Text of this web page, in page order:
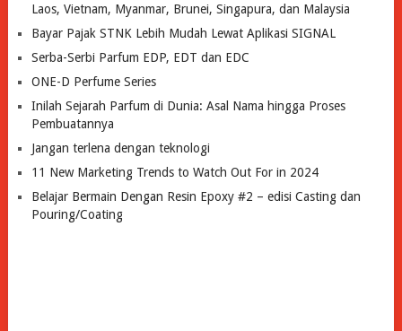
Laos, Vietnam, Myanmar, Brunei, Singapura, dan Malaysia
Bayar Pajak STNK Lebih Mudah Lewat Aplikasi SIGNAL
Serba-Serbi Parfum EDP, EDT dan EDC
ONE-D Perfume Series
Inilah Sejarah Parfum di Dunia: Asal Nama hingga Proses
Pembuatannya
Jangan terlena dengan teknologi
11 New Marketing Trends to Watch Out For in 2024
Belajar Bermain Dengan Resin Epoxy #2 – edisi Casting dan
Pouring/Coating